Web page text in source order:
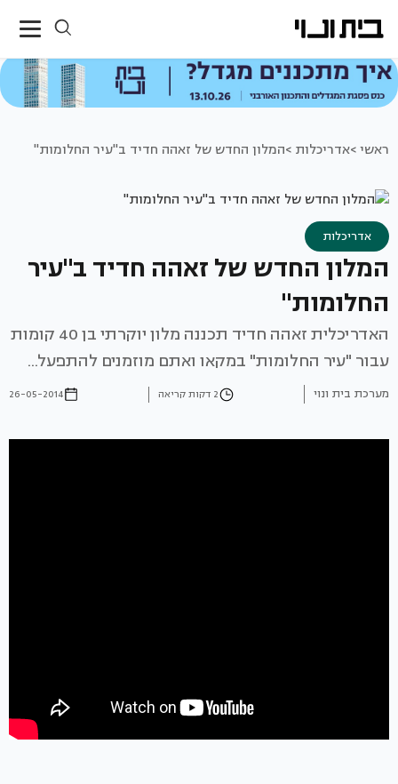
ראשי >אדריכלות >המלון החדש של זאהה חדיד ב"עיר החלומות"
אדריכלות
המלון החדש של זאהה חדיד ב"עיר
החלומות"
האדריכלית זאהה חדיד תכננה מלון יוקרתי בן 40 קומות
עבור "עיר החלומות" במקאו ואתם מוזמנים להתפעל...
מערכת בית ונוי 2 דקות קריאה 26-05-2014